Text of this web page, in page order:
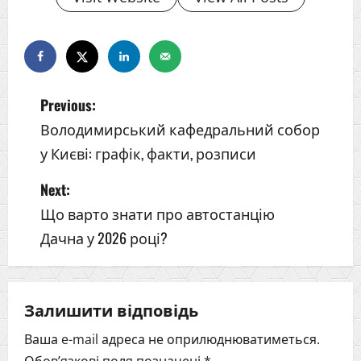
P
o
s
t
n
a
Previous:
Володимирський кафедральний собор
у Києві: графік, факти, розписи
Next:
Що варто знати про автостанцію
Дачна у 2026 році?
Залишити відповідь
Ваша e-mail адреса не оприлюднюватиметься.